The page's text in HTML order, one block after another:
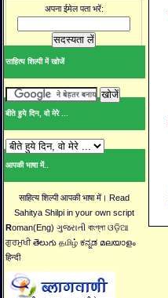
अपना ईमेल पता भरें:
साहित्य शिल्पी में खोजें
बीते हुये दिन, वो मेरे ...
आपकी भाषा में..
साहित्य शिल्पी आपकी भाषा में। Read
Sahitya Shilpi in your own script
Roman(Eng) ગુજરાતી বাংগ্লা ଓଡ଼ିଆ
ਗੁਰਮੁਖੀ తెలుగు தமிழ் ಕನ್ನಡ മലയാളം
हिन्दी